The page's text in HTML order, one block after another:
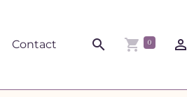
Contact 0